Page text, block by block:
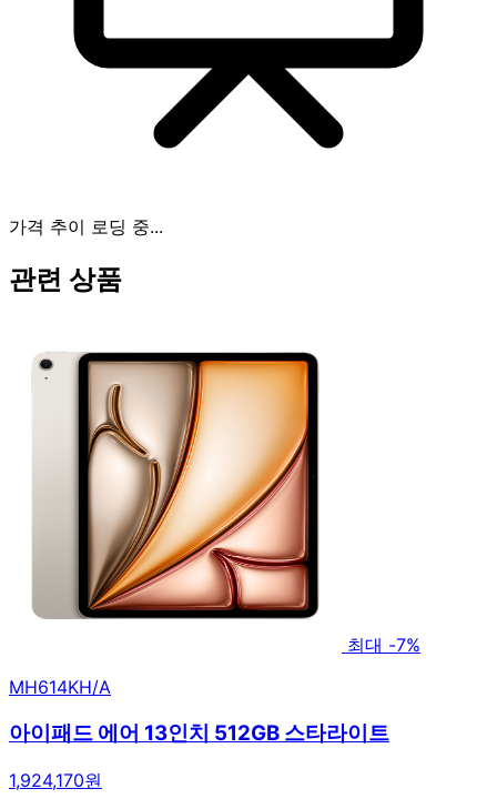
가격 추이 로딩 중...
관련 상품
최대 -7%
MH614KH/A
아이패드 에어 13인치 512GB 스타라이트
1,924,170원